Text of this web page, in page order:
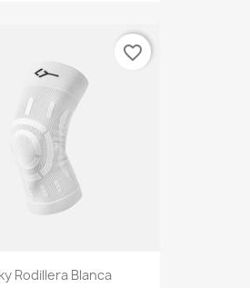
Rodillera Blanca
favorite_border